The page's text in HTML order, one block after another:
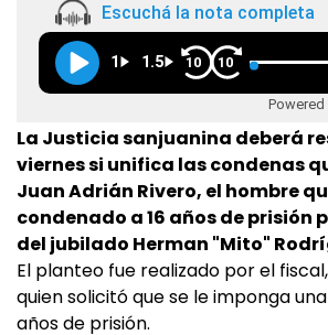
Escuchá la nota completa
1 1.5 10 10
La Justicia sanjuanina deberá
viernes si unifica las condenas
Juan Adrián Rivero, el hombre
condenado a 16 años de prisión
del jubilado Herman "Mito"
El planteo fue realizado por el
quien solicitó que se le imponga
años de prisión.